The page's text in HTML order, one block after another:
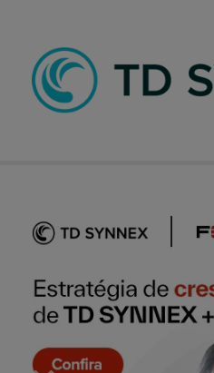
BLOG TD SYNNEX